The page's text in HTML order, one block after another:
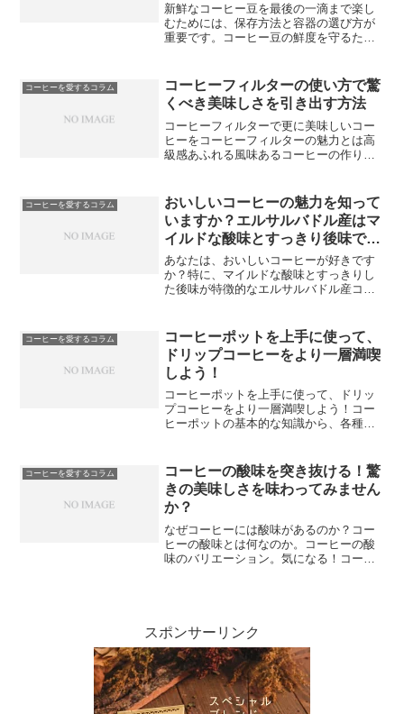
新鮮なコーヒー豆を最後の一滴まで楽し
むためには、保存方法と容器の選び方が
重要です。コーヒー豆の鮮度を守るため
ら守ることも忘れてはいけません。さら
に、コーヒー豆の保管場所...
コーヒーを愛するコラム
コーヒーフィルターの使い方で驚
くべき美味しさを引き出す方法
コーヒーフィルターで更に美味しいコー
ヒーをコーヒーフィルターの魅力とは高
級感あふれる風味あるコーヒーの作り方
タイムの楽しみ方コーヒーフィルターの
種類まとめ便利で手軽に使...
コーヒーを愛するコラム
おいしいコーヒーの魅力を知って
いますか？エルサルバドル産はマ
イルドな酸味とすっきり後味で楽
しめます！
あなたは、おいしいコーヒーが好きです
か？特に、マイルドな酸味とすっきりし
た後味が特徴的なエルサルバドル産コー
産地であり、品質の高さで知られていま
す。エルサルバドルでのコ...
コーヒーを愛するコラム
コーヒーポットを上手に使って、
ドリップコーヒーをより一層満喫
しよう！
コーヒーポットを上手に使って、ドリッ
プコーヒーをより一層満喫しよう！コー
ヒーポットの基本的な知識から、各種コ
でも分かりやすく解説します。一度にた
くさんのコーヒーを淹れら...
コーヒーを愛するコラム
コーヒーの酸味を突き抜ける！驚
きの美味しさを味わってみません
か？
なぜコーヒーには酸味があるのか？コー
ヒーの酸味とは何なのか。コーヒーの酸
味のバリエーション。気になる！コーヒ
スポンサーリンク